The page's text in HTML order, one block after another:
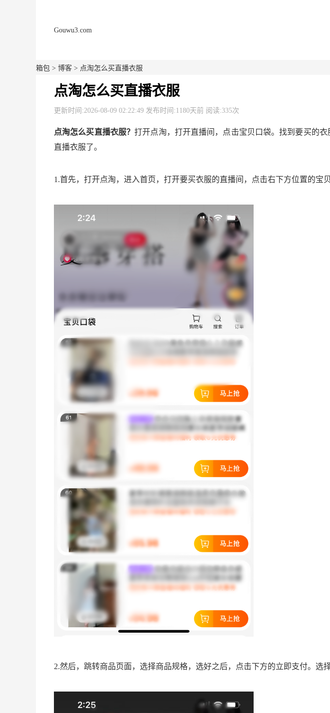
Gouwu3.com
箱包 > 博客 > 点淘怎么买直播衣服
点淘怎么买直播衣服
更新时间:2026-08-09 02:22:49 发布时间:1180天前 阅读:335次
点淘怎么买直播衣服？打开点淘，打开直播间，点击宝贝口袋。找到要买的
直播衣服了。
1.首先，打开点淘，进入首页，打开要买衣服的直播间，点击右下方位置的宝
2.然后，跳转商品页面，选择商品规格，选好之后，点击下方的立即支付。选